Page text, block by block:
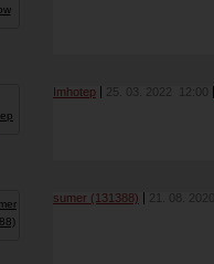
Imhotep 25. 03. 2022 12:00
sumer (131388)